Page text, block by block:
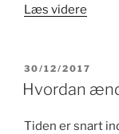
Læs videre
og
UDGIVET
DEN
30/12/2017
Hvordan
Tiden er snart